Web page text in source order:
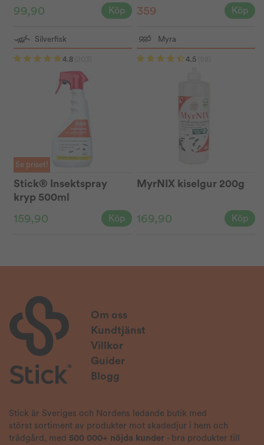
99,90 Köp 359 Köp
Silverfisk
4.8
Se priset!
Stick® Insektspray
kryp 500ml
159,90 Köp
Myra
4.5
MyrNIX kiselgur 200g
169,90 Köp
Om oss
Kundtjänst
Villkor
Guider
Blogg
Stick är Sveriges och Nordens ledande butik med
störst sortiment av produkter mot skadedjur i hem och
trädgård, med 500 000+ nöjda kunder - bra produkter till